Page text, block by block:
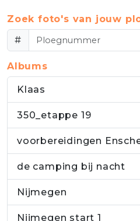
Zoek foto's van jouw
#
Albums
Klaas
350_etappe 19
voorbereidingen
de camping bij nacht
Nijmegen
Nijmegen start 1